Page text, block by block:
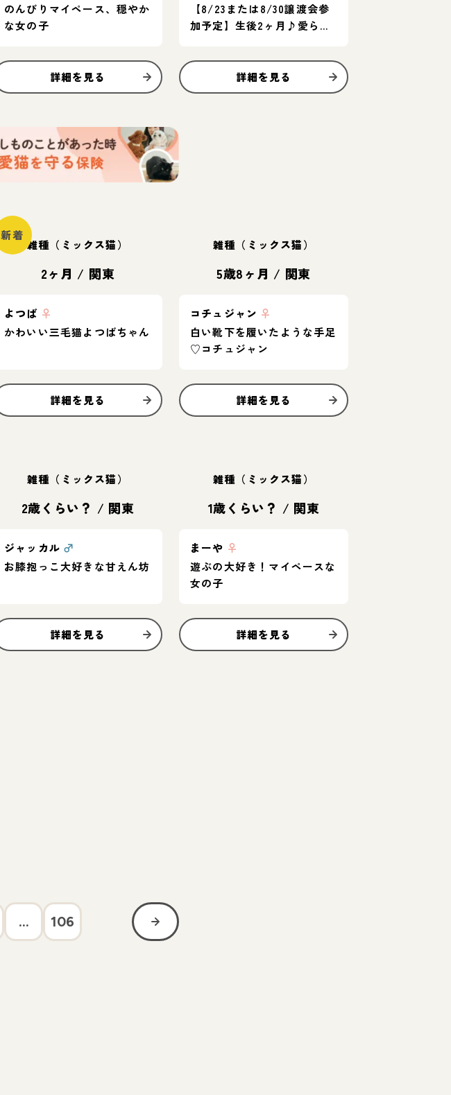
のんびりマイペース、穏やか
な女の子
詳細を見る
【8/23または8/30譲渡会参
加予定】生後2ヶ月♪愛らし
詳細を見る
新着
雑種（ミックス猫）
2ヶ月 / 関東
よつば ♀
かわいい三毛猫よつばちゃん
詳細を見る
雑種（ミックス猫）
5歳8ヶ月 / 関東
コチュジャン ♀
白い靴下を履いたような手足
♡コチュジャン
詳細を見る
雑種（ミックス猫）
2歳くらい？ / 関東
ジャッカル ♂
お膝抱っこ大好きな甘えん坊
詳細を見る
雑種（ミックス猫）
1歳くらい？ / 関東
まーや ♀
遊ぶの大好き！マイペースな
女の子
詳細を見る
... 106